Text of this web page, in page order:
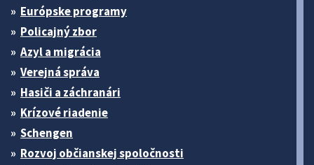
Európske programy
Policajný zbor
Azyl a migrácia
Verejná správa
Hasiči a záchranári
Krízové riadenie
Schengen
Rozvoj občianskej spoločnosti